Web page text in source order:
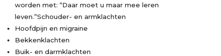
worden met: “Daar moet u maar mee leren
leven.”Schouder- en armklachten
Hoofdpijn en migraine
Bekkenklachten
Buik- en darmklachten